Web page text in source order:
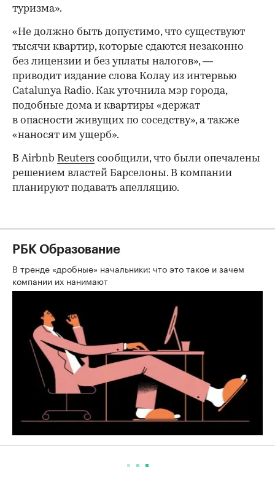
туризма».
«Не должно быть допустимо, что существуют
тысячи квартир, которые сдаются незаконно
без лицензии и без уплаты налогов», —
приводит издание слова Колау из интервью
Catalunya Radio. Как уточнила мэр города,
подобные дома и квартиры «держат
в опасности живущих по соседству», а также
«наносят им ущерб».​
В Airbnb Reuters сообщили, что были опечалены
решением властей Барселоны. В компании
планируют подавать апелляцию.​
РБК Образование
В тренде «дробные» начальники: что это такое и зачем
компании их нанимают